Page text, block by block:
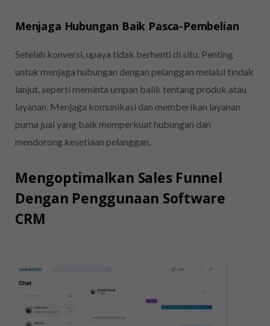
Menjaga Hubungan Baik Pasca-Pembelian
Setelah konversi, upaya tidak berhenti di situ. Penting
untuk menjaga hubungan dengan pelanggan melalui tindak
lanjut, seperti meminta umpan balik tentang produk atau
layanan. Menjaga komunikasi dan memberikan layanan
purna jual yang baik memperkuat hubungan dan
mendorong kesetiaan pelanggan.
Mengoptimalkan Sales Funnel
Dengan Penggunaan Software
CRM